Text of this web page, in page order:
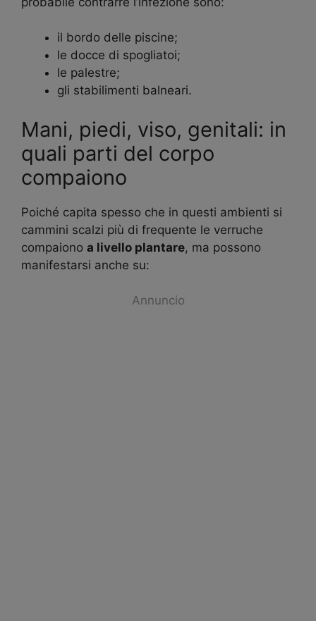
il bordo delle piscine;
le docce di spogliatoi;
le palestre;
gli stabilimenti balneari.
Mani, piedi, viso, genitali: in
quali parti del corpo
compaiono
Poiché capita spesso che in questi ambienti si
cammini scalzi più di frequente le verruche
compaiono a livello plantare, ma possono
manifestarsi anche su:
Annuncio